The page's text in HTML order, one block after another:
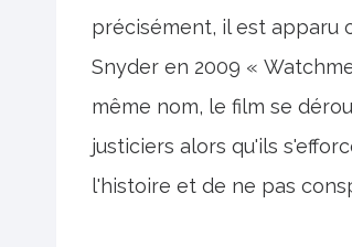
précisément, il est apparu
Snyder en 2009 «
même nom, le film se
justiciers alors qu'ils
l'histoire et de ne pas